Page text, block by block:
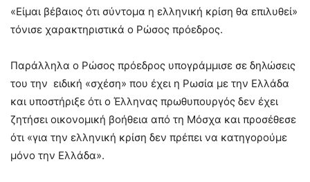
«Είμαι βέβαιος ότι σύντομα η ελληνική κρίση θα επιλυθεί»
τόνισε χαρακτηριστικά ο Ρώσος πρόεδρος.
Παράλληλα ο Ρώσος πρόεδρος υπογράμμισε σε δηλώσεις
του την ειδική «σχέση» που έχει η Ρωσία με την Ελλάδα
και υποστήριξε ότι ο Έλληνας πρωθυπουργός δεν έχει
ζητήσει οικονομική βοήθεια από τη Μόσχα και προσέθεσε
ότι «για την ελληνική κρίση δεν πρέπει να κατηγορούμε
μόνο την Ελλάδα».